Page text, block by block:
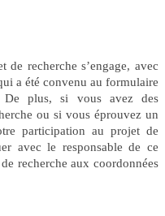
de recherche s’engage, avec
a été convenu au formulaire
De plus, si vous avez des
ou si vous éprouvez un
participation au projet de
avec le responsable de ce
recherche aux coordonnées